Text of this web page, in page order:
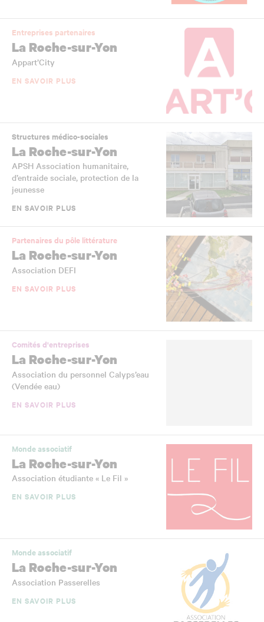
Entreprises partenaires
La Roche-sur-Yon
Appart’City
EN SAVOIR PLUS
Structures médico-sociales
La Roche-sur-Yon
APSH Association humanitaire,
d’entraide sociale, protection de la
jeunesse
EN SAVOIR PLUS
Partenaires du pôle littérature
La Roche-sur-Yon
Association DEFI
EN SAVOIR PLUS
Comités d'entreprises
La Roche-sur-Yon
Association du personnel Calyps’eau
(Vendée eau)
EN SAVOIR PLUS
Monde associatif
La Roche-sur-Yon
Association étudiante « Le Fil »
EN SAVOIR PLUS
Monde associatif
La Roche-sur-Yon
Association Passerelles
EN SAVOIR PLUS